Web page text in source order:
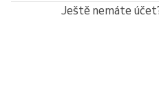
Ještě nemáte